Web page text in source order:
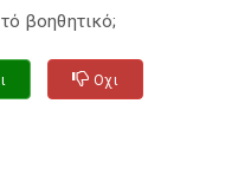
βοηθητικό;
Οχι